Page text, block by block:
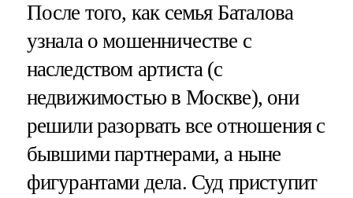
После того, как семья Баталова
узнала о мошенничестве с
наследством артиста (с
недвижимостью в Москве), они
решили разорвать все отношения с
бывшими партнерами, а ныне
фигурантами дела. Суд приступит